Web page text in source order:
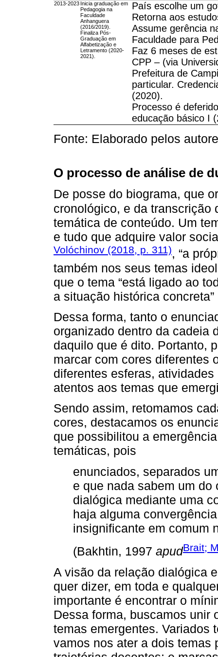
2013-2023 Inicia graduação em
Pedagogia na
Faculdade
Anhanguera
(2016/2019).
Finaliza Pós-
Graduação em
Alfabetização e
Letramento (2020-
2021).
País escolhe um
Retorna aos
Assume gerência
Faculdade para
Faz 6 meses de
CPP – (via
Prefeitura de
particular.
(2020).
Processo é
educação básico I
Fonte: Elaborado pelos
O processo de análise de
De posse do biograma, que
cronológico, e da transcrição
temática de conteúdo. Um
e tudo que adquire valor
Volóchinov (2018, p. 311), “a
também nos seus temas
que o tema “está ligado ao
a situação histórica concreta”
Dessa forma, tanto o
organizado dentro da cadeia
daquilo que é dito. Portanto,
marcar com cores diferentes
diferentes esferas,
atentos aos temas que
Sendo assim, retomamos
cores, destacamos os
que possibilitou a
temáticas, pois
enunciados, separados
e que nada sabem um
dialógica mediante uma
haja alguma
insignificante em comum
(Bakhtin, 1997 apudBrait;
A visão da relação dialógica
quer dizer, em toda e
importante é encontrar o
Dessa forma, buscamos unir
temas emergentes. Variados
vamos nos ater a dois temas